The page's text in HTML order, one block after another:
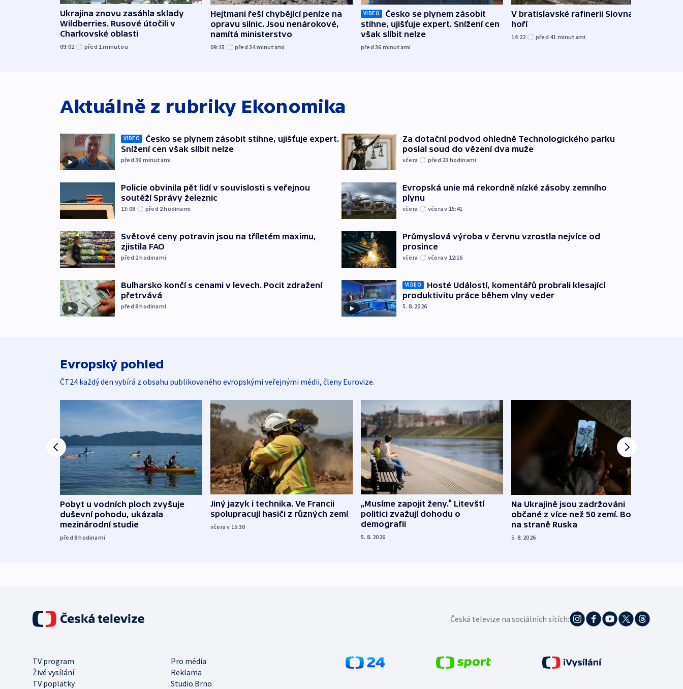
Ukrajina znovu zasáhla sklady
Wildberries. Rusové útočili v
Charkovské oblasti
09:02 před 1minutou
Hejtmani řeší chybějící peníze na
opravu silnic. Jsou nenárokové,
namítá ministerstvo
09:15 před 34minutami
VIDEO
Česko se plynem zásobit
stihne, ujišťuje expert. Snížení cen
však slíbit nelze
před 36 minutami
V bratislavské rafinerii Slovnaft
hoří
14:22 před 41 minutami
Aktuálně z rubriky Ekonomika
VIDEO
Česko se plynem zásobit stihne, ujišťuje expert.
Snížení cen však slíbit nelze
před 36 minutami
Policie obvinila pět lidí v souvislosti s veřejnou
soutěží Správy železnic
13:08 před 2hodinami
Světové ceny potravin jsou na tříletém maximu,
zjistila FAO
před 2hodinami
Bulharsko končí s cenami v levech. Pocit zdražení
přetrvává
před 8hodinami
Za dotační podvod ohledně Technologického parku
poslal soud do vězení dva muže
včera před 23 hodinami
Evropská unie má rekordně nízké zásoby zemního
plynu
včera včera v 15:41
Průmyslová výroba v červnu vzrostla nejvíce od
prosince
včera včera v 12:16
VIDEO
Hosté Událostí, komentářů probrali klesající
produktivitu práce během vlny veder
5. 8. 2026
Evropský pohled
ČT24 každý den vybírá z obsahu publikovaného evropskými veřejnými médii, členy Eurovize.
Pobyt u vodních ploch zvyšuje
duševní pohodu, ukázala
mezinárodní studie
před 8hodinami
Jiný jazyk i technika. Ve Francii
spolupracují hasiči z různých zemí
včera v 15:30
„Musíme zapojit ženy.“ Litevští
politici zvažují dohodu o
demografii
5. 8. 2026
Na Ukrajině jsou zadržováni
občané z více než 50 zemí. Bojovali
na straně Ruska
5. 8. 2026
Česká televize na sociálních sítích:
TV program
Pro média
Živé vysílání
Reklama
TV poplatky
Studio Brno